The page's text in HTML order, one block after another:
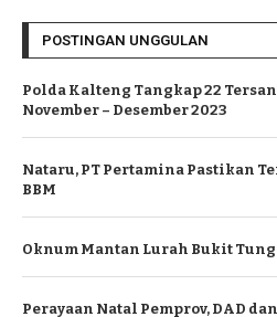
POSTINGAN UNGGULAN
Polda Kalteng Tangkap 22
November – Desember 2023
Nataru, PT Pertamina Pastikan
BBM
Oknum Mantan Lurah Bukit
Perayaan Natal Pemprov, DAD